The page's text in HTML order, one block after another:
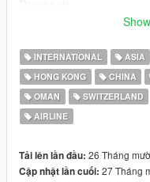
Oman Air
Singapore Airlines
Swiss
Thai Airways
Virgin Atlantic
------------
INTERNATIONAL ASIA
HONG KONG
CHINA
OMAN
SWITZERLAND
AIRLINE
Tải lên lần đầu: 26 Tháng
Cập nhật lần cuối: 27 Tháng